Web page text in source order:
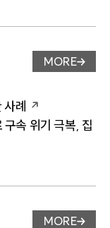
업무사례
MORE
사례
속 위기 극복, 집
MORE